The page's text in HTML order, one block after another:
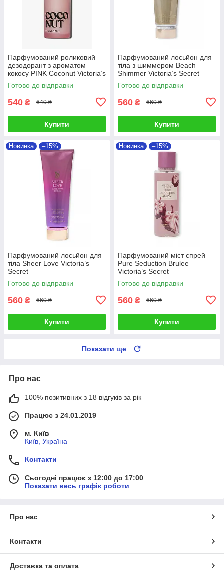
Парфумований роликовий
дезодорант з ароматом
кокосу PINK Coconut Victoria’s
Secret
Готово до відправки
540 ₴ 640 ₴
Купити
Парфумований лосьйон для
тіла з шиммером Beach
Shimmer Victoria’s Secret
Готово до відправки
560 ₴ 660 ₴
Купити
Новинка –15%
Парфумований лосьйон для
тіла Sheer Love Victoria’s
Secret
Готово до відправки
560 ₴ 660 ₴
Купити
Новинка –15%
Парфумований міст спрей
Pure Seduction Brulee
Victoria’s Secret
Готово до відправки
560 ₴ 660 ₴
Купити
Показати ще
Про нас
100% позитивних з 18 відгуків за рік
Працює з 24.01.2019
м. Київ
Київ, Україна
Контакти
Сьогодні працює з 12:00 до 17:00
Показати весь графік роботи
Про нас
Контакти
Доставка та оплата